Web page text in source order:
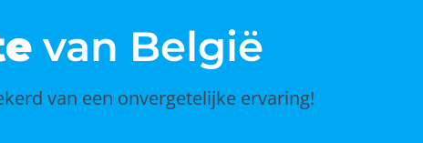
van België
van een onvergetelijke ervaring!